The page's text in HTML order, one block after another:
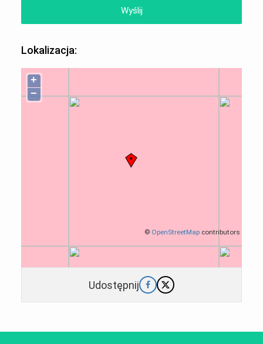
Lokalizacja:
+
−
© OpenStreetMap contributors
Udostępnij